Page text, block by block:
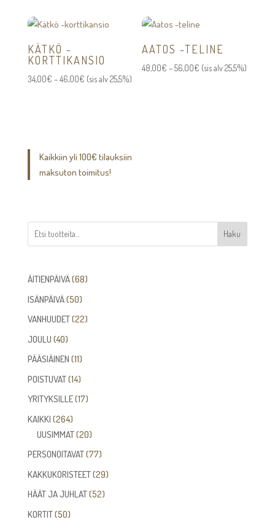
KÄTKÖ -
KORTTIKANSIO
34,00€ –46,00€Hintaluokka:
(sis alv 25,5%)
AATOS -TELINE
48,00€ –56,00€ Hintaluokka:
(sis alv 25,5%)
Kaikkiin yli 100€ tilauksiin
maksuton toimitus!
Haku
ÄITIENPÄIVÄ 6868
ISÄNPÄIVÄ 5050
tuotetta
VANHUUDET 2222
JOULU 4040
tuotetta
PÄÄSIÄINEN 1111
tuotetta
POISTUVAT 1414
tuotetta
YRITYKSILLE 1717
KAIKKI 264264
tuotetta
UUSIMMAT 2020
tuotetta
PERSONOITAVAT 7777
tuotetta
KAKKUKORISTEET 2929
HÄÄT JA JUHLAT 5252
KORTIT 5050